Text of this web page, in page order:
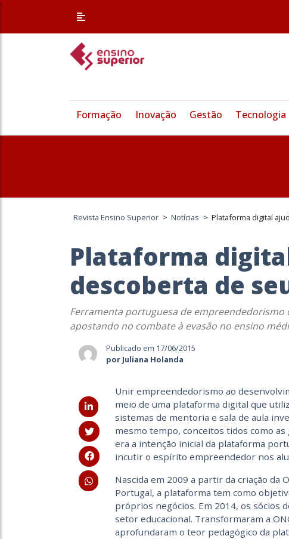
Formação Inovação Gestão Tecnologia
Revista Ensino Superior > Notícias > Plataforma digital
Plataforma
descoberta de
Ferramenta portuguesa de empreendedorismo
apostando no combate à evasão no ensino
Publicado em 17/06/2015
por Juliana Holanda
Unir empreendedorismo ao
meio de uma plataforma digital que
sistemas de mentoria e sala de aula
mesmo tempo, conceitos tidos como as
era a intenção inicial da plataforma
incutir o espírito empreendedor nos
Nascida em 2009 a partir da criação da
Portugal, a plataforma tem como
próprios negócios. Em 2014, os sócios
setor educacional. Transformaram a
aprofundaram o teor pedagógico da